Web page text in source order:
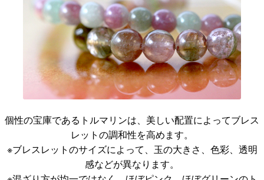
個性の宝庫であるトルマリンは、美しい配置によってブレス
レットの調和性を高めます。
※ブレスレットのサイズによって、玉の大きさ、色彩、透明
感などが異なります。